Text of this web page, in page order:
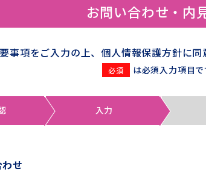
お問い合わせ・内
事項をご入力の上、個人情報保護方針に同
は必須入力項目で
入力
せ